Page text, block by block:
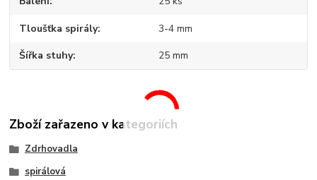
Tloušťka spirály 3-4 mm
Šířka stuhy 25 mm
Zboží zařazeno v kategoriích
Zdrhovadla
spirálová